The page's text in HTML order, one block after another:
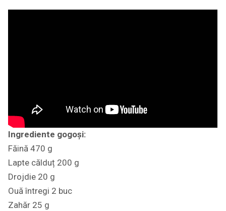
Ingrediente gogoși:
Făină 470 g
Lapte călduț 200 g
Drojdie 20 g
Ouă întregi 2 buc
Zahăr 25 g